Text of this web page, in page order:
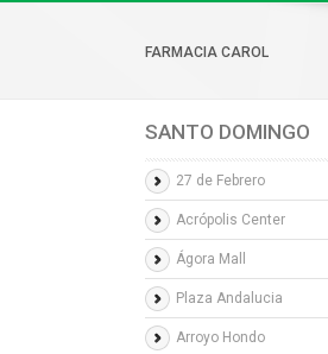
FARMACIA CAROL
SANTO DOMINGO
27 de Febrero
Acrópolis Center
Ágora Mall
Plaza Andalucia
Arroyo Hondo